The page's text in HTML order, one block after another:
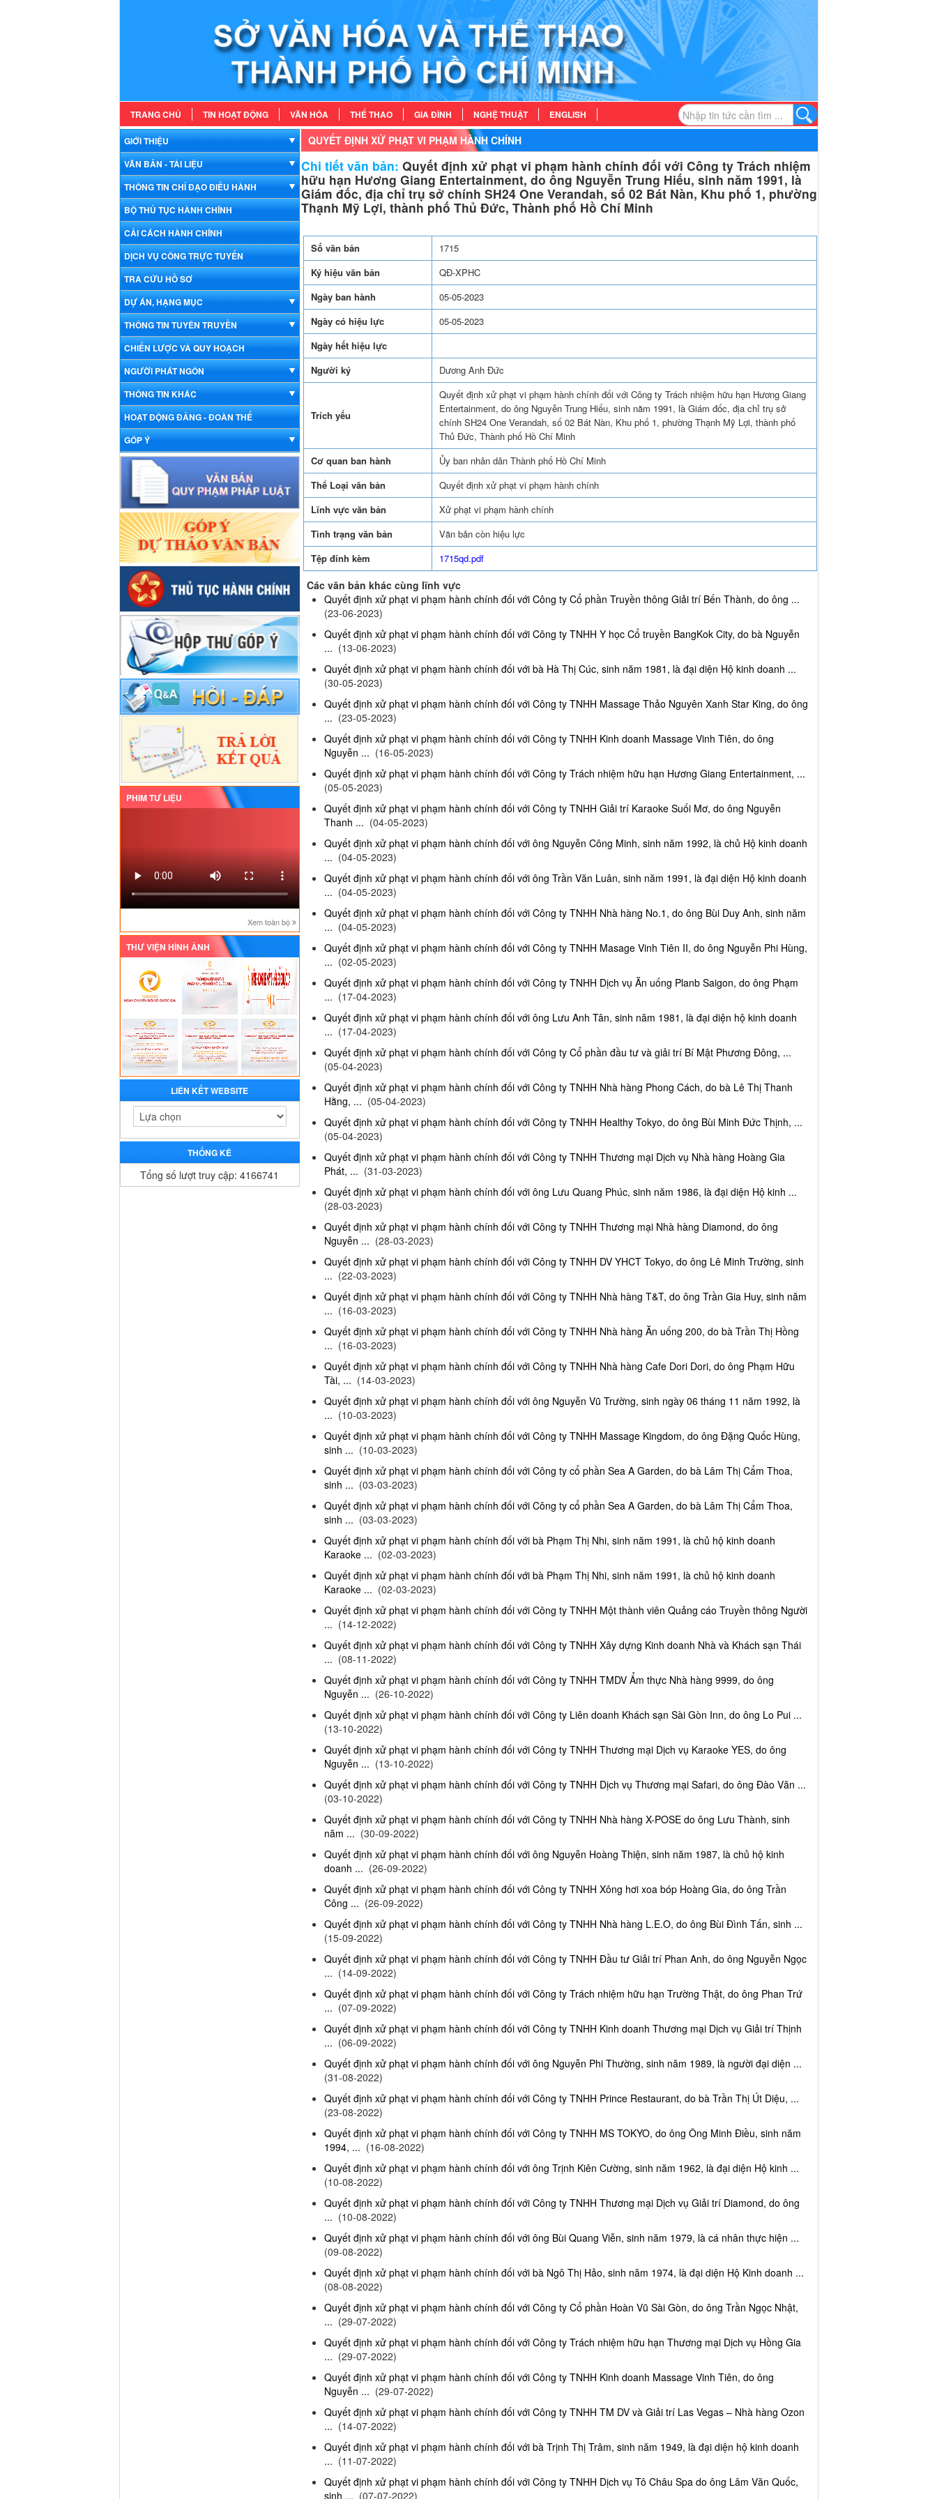
TRANG CHỦ TIN HOẠT ĐỘNG VĂN HÓA THỂ THAO GIA ĐÌNH NGHỆ THUẬT ENGLISH
GIỚI THIỆU
VĂN BẢN - TÀI LIỆU
THÔNG TIN CHỈ ĐẠO ĐIỀU HÀNH
BỘ THỦ TỤC HÀNH CHÍNH
CẢI CÁCH HÀNH CHÍNH
DỊCH VỤ CÔNG TRỰC TUYẾN
TRA CỨU HỒ SƠ
DỰ ÁN, HẠNG MỤC
THÔNG TIN TUYÊN TRUYỀN
CHIẾN LƯỢC VÀ QUY HOẠCH
NGƯỜI PHÁT NGÔN
THÔNG TIN KHÁC
HOẠT ĐỘNG ĐẢNG - ĐOÀN THỂ
GÓP Ý
PHIM TƯ LIỆU
Xem toàn bộ
THƯ VIỆN HÌNH ẢNH
LIÊN KẾT WEBSITE
THỐNG KÊ
Tổng số lượt truy cập: 4166741
QUYẾT ĐỊNH XỬ PHẠT VI PHẠM HÀNH CHÍNH
Chi tiết văn bản: Quyết định xử phạt vi phạm hành chính đối với Công ty Trách nhiệm
hữu hạn Hương Giang Entertainment, do ông Nguyễn Trung Hiếu, sinh năm 1991, là
Giám đốc, địa chỉ trụ sở chính SH24 One Verandah, số 02 Bát Nàn, Khu phố 1, phường
Thạnh Mỹ Lợi, thành phố Thủ Đức, Thành phố Hồ Chí Minh
Số văn bản
1715
Ký hiệu văn bản
QĐ-XPHC
Ngày ban hành
05-05-2023
Ngày có hiệu lực
05-05-2023
Ngày hết hiệu lực
Người ký
Dương Anh Đức
Trích yếu
Quyết định xử phạt vi phạm hành chính đối với Công ty Trách nhiệm hữu hạn Hương Giang
Entertainment, do ông Nguyễn Trung Hiếu, sinh năm 1991, là Giám đốc, địa chỉ trụ sở
chính SH24 One Verandah, số 02 Bát Nàn, Khu phố 1, phường Thạnh Mỹ Lợi, thành phố
Thủ Đức, Thành phố Hồ Chí Minh
Cơ quan ban hành
Ủy ban nhân dân Thành phố Hồ Chí Minh
Thể Loại văn bản
Quyết định xử phạt vi phạm hành chính
Lĩnh vực văn bản
Xử phạt vi phạm hành chính
Tình trạng văn bản
Văn bản còn hiệu lực
Tệp đính kèm
1715qd.pdf
Các văn bản khác cùng lĩnh vực
Quyết định xử phạt vi phạm hành chính đối với Công ty Cổ phần Truyền thông Giải trí Bến Thành, do ông ...
(23-06-2023)
Quyết định xử phạt vi phạm hành chính đối với Công ty TNHH Y học Cổ truyền BangKok City, do bà Nguyễn
... (13-06-2023)
Quyết định xử phạt vi phạm hành chính đối với bà Hà Thị Cúc, sinh năm 1981, là đại diện Hộ kinh doanh ...
(30-05-2023)
Quyết định xử phạt vi phạm hành chính đối với Công ty TNHH Massage Thảo Nguyên Xanh Star King, do ông
... (23-05-2023)
Quyết định xử phạt vi phạm hành chính đối với Công ty TNHH Kinh doanh Massage Vinh Tiên, do ông
Nguyễn ... (16-05-2023)
Quyết định xử phạt vi phạm hành chính đối với Công ty Trách nhiệm hữu hạn Hương Giang Entertainment, ...
(05-05-2023)
Quyết định xử phạt vi phạm hành chính đối với Công ty TNHH Giải trí Karaoke Suối Mơ, do ông Nguyễn
Thanh ... (04-05-2023)
Quyết định xử phạt vi phạm hành chính đối với ông Nguyễn Công Minh, sinh năm 1992, là chủ Hộ kinh doanh
... (04-05-2023)
Quyết định xử phạt vi phạm hành chính đối với ông Trần Văn Luân, sinh năm 1991, là đại diện Hộ kinh doanh
... (04-05-2023)
Quyết định xử phạt vi phạm hành chính đối với Công ty TNHH Nhà hàng No.1, do ông Bùi Duy Anh, sinh năm
... (04-05-2023)
Quyết định xử phạt vi phạm hành chính đối với Công ty TNHH Masage Vinh Tiên II, do ông Nguyễn Phi Hùng,
... (02-05-2023)
Quyết định xử phạt vi phạm hành chính đối với Công ty TNHH Dịch vụ Ăn uống Planb Saigon, do ông Phạm
... (17-04-2023)
Quyết định xử phạt vi phạm hành chính đối với ông Lưu Anh Tân, sinh năm 1981, là đại diện hộ kinh doanh
... (17-04-2023)
Quyết định xử phạt vi phạm hành chính đối với Công ty Cổ phần đầu tư và giải trí Bí Mật Phương Đông, ...
(05-04-2023)
Quyết định xử phạt vi phạm hành chính đối với Công ty TNHH Nhà hàng Phong Cách, do bà Lê Thị Thanh
Hằng, ... (05-04-2023)
Quyết định xử phạt vi phạm hành chính đối với Công ty TNHH Healthy Tokyo, do ông Bùi Minh Đức Thịnh, ...
(05-04-2023)
Quyết định xử phạt vi phạm hành chính đối với Công ty TNHH Thương mại Dịch vụ Nhà hàng Hoàng Gia
Phát, ... (31-03-2023)
Quyết định xử phạt vi phạm hành chính đối với ông Lưu Quang Phúc, sinh năm 1986, là đại diện Hộ kinh ...
(28-03-2023)
Quyết định xử phạt vi phạm hành chính đối với Công ty TNHH Thương mại Nhà hàng Diamond, do ông
Nguyễn ... (28-03-2023)
Quyết định xử phạt vi phạm hành chính đối với Công ty TNHH DV YHCT Tokyo, do ông Lê Minh Trường, sinh
... (22-03-2023)
Quyết định xử phạt vi phạm hành chính đối với Công ty TNHH Nhà hàng T&T, do ông Trần Gia Huy, sinh năm
... (16-03-2023)
Quyết định xử phạt vi phạm hành chính đối với Công ty TNHH Nhà hàng Ăn uống 200, do bà Trần Thị Hồng
... (16-03-2023)
Quyết định xử phạt vi phạm hành chính đối với Công ty TNHH Nhà hàng Cafe Dori Dori, do ông Phạm Hữu
Tài, ... (14-03-2023)
Quyết định xử phạt vi phạm hành chính đối với ông Nguyễn Vũ Trường, sinh ngày 06 tháng 11 năm 1992, là
... (10-03-2023)
Quyết định xử phạt vi phạm hành chính đối với Công ty TNHH Massage Kingdom, do ông Đặng Quốc Hùng,
sinh ... (10-03-2023)
Quyết định xử phạt vi phạm hành chính đối với Công ty cổ phần Sea A Garden, do bà Lâm Thị Cẩm Thoa,
sinh ... (03-03-2023)
Quyết định xử phạt vi phạm hành chính đối với Công ty cổ phần Sea A Garden, do bà Lâm Thị Cẩm Thoa,
sinh ... (03-03-2023)
Quyết định xử phạt vi phạm hành chính đối với bà Phạm Thị Nhi, sinh năm 1991, là chủ hộ kinh doanh
Karaoke ... (02-03-2023)
Quyết định xử phạt vi phạm hành chính đối với bà Phạm Thị Nhi, sinh năm 1991, là chủ hộ kinh doanh
Karaoke ... (02-03-2023)
Quyết định xử phạt vi phạm hành chính đối với Công ty TNHH Một thành viên Quảng cáo Truyền thông Người
... (14-12-2022)
Quyết định xử phạt vi phạm hành chính đối với Công ty TNHH Xây dựng Kinh doanh Nhà và Khách sạn Thái
... (08-11-2022)
Quyết định xử phạt vi phạm hành chính đối với Công ty TNHH TMDV Ẩm thực Nhà hàng 9999, do ông
Nguyễn ... (26-10-2022)
Quyết định xử phạt vi phạm hành chính đối với Công ty Liên doanh Khách sạn Sài Gòn Inn, do ông Lo Pui ...
(13-10-2022)
Quyết định xử phạt vi phạm hành chính đối với Công ty TNHH Thương mại Dịch vụ Karaoke YES, do ông
Nguyễn ... (13-10-2022)
Quyết định xử phạt vi phạm hành chính đối với Công ty TNHH Dịch vụ Thương mại Safari, do ông Đào Văn ...
(03-10-2022)
Quyết định xử phạt vi phạm hành chính đối với Công ty TNHH Nhà hàng X-POSE do ông Lưu Thành, sinh
năm ... (30-09-2022)
Quyết định xử phạt vi phạm hành chính đối với ông Nguyễn Hoàng Thiện, sinh năm 1987, là chủ hộ kinh
doanh ... (26-09-2022)
Quyết định xử phạt vi phạm hành chính đối với Công ty TNHH Xông hơi xoa bóp Hoàng Gia, do ông Trần
Công ... (26-09-2022)
Quyết định xử phạt vi phạm hành chính đối với Công ty TNHH Nhà hàng L.E.O, do ông Bùi Đình Tấn, sinh ...
(15-09-2022)
Quyết định xử phạt vi phạm hành chính đối với Công ty TNHH Đầu tư Giải trí Phan Anh, do ông Nguyễn Ngọc
... (14-09-2022)
Quyết định xử phạt vi phạm hành chính đối với Công ty Trách nhiệm hữu hạn Trường Thật, do ông Phan Trứ
... (07-09-2022)
Quyết định xử phạt vi phạm hành chính đối với Công ty TNHH Kinh doanh Thương mại Dịch vụ Giải trí Thịnh
... (06-09-2022)
Quyết định xử phạt vi phạm hành chính đối với ông Nguyễn Phi Thường, sinh năm 1989, là người đại diện ...
(31-08-2022)
Quyết định xử phạt vi phạm hành chính đối với Công ty TNHH Prince Restaurant, do bà Trần Thị Út Diệu, ...
(23-08-2022)
Quyết định xử phạt vi phạm hành chính đối với Công ty TNHH MS TOKYO, do ông Ông Minh Điều, sinh năm
1994, ... (16-08-2022)
Quyết định xử phạt vi phạm hành chính đối với ông Trịnh Kiên Cường, sinh năm 1962, là đại diện Hộ kinh ...
(10-08-2022)
Quyết định xử phạt vi phạm hành chính đối với Công ty TNHH Thương mại Dịch vụ Giải trí Diamond, do ông
... (10-08-2022)
Quyết định xử phạt vi phạm hành chính đối với ông Bùi Quang Viễn, sinh năm 1979, là cá nhân thực hiện ...
(09-08-2022)
Quyết định xử phạt vi phạm hành chính đối với bà Ngô Thị Hảo, sinh năm 1974, là đại diện Hộ Kinh doanh ...
(08-08-2022)
Quyết định xử phạt vi phạm hành chính đối với Công ty Cổ phần Hoàn Vũ Sài Gòn, do ông Trần Ngọc Nhật,
... (29-07-2022)
Quyết định xử phạt vi phạm hành chính đối với Công ty Trách nhiệm hữu hạn Thương mại Dịch vụ Hồng Gia
... (29-07-2022)
Quyết định xử phạt vi phạm hành chính đối với Công ty TNHH Kinh doanh Massage Vinh Tiên, do ông
Nguyễn ... (29-07-2022)
Quyết định xử phạt vi phạm hành chính đối với Công ty TNHH TM DV và Giải trí Las Vegas – Nhà hàng Ozon
... (14-07-2022)
Quyết định xử phạt vi phạm hành chính đối với bà Trịnh Thị Trâm, sinh năm 1949, là đại diện hộ kinh doanh
... (11-07-2022)
Quyết định xử phạt vi phạm hành chính đối với Công ty TNHH Dịch vụ Tô Châu Spa do ông Lâm Văn Quốc,
sinh ... (07-07-2022)